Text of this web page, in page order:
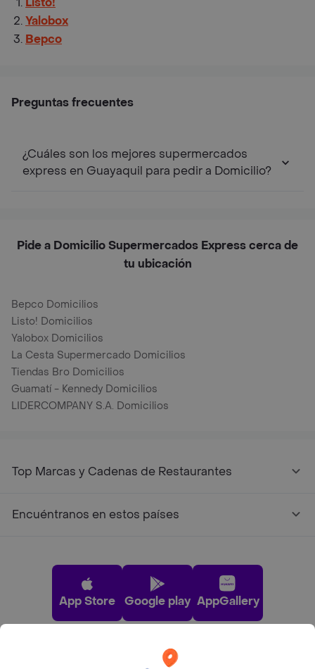
Yalobox
Bepco
Preguntas frecuentes
¿Cuáles son los mejores supermercados
express en Guayaquil para pedir a Domicilio?
Pide a Domicilio Supermercados Express cerca de
tu ubicación
Bepco Domicilios
Listo! Domicilios
Yalobox Domicilios
La Cesta Supermercado Domicilios
Tiendas Bro Domicilios
Guamatí - Kennedy Domicilios
LIDERCOMPANY S.A. Domicilios
Top Marcas y Cadenas de Restaurantes
Encuéntranos en estos países
App Store Google play AppGallery